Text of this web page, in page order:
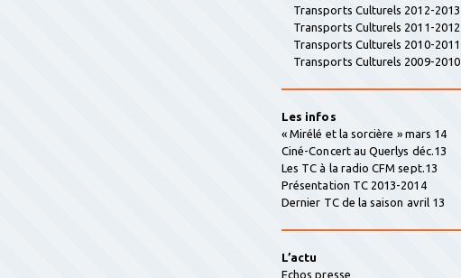
Transports Culturels 2012-2013
Transports Culturels 2011-2012
Transports Culturels 2010-2011
Transports Culturels 2009-2010
Les infos
« Mirélé et la sorcière » mars 14
Ciné-Concert au Querlys déc.13
Les TC à la radio CFM sept.13
Présentation TC 2013-2014
Dernier TC de la saison avril 13
L’actu
Echos presse